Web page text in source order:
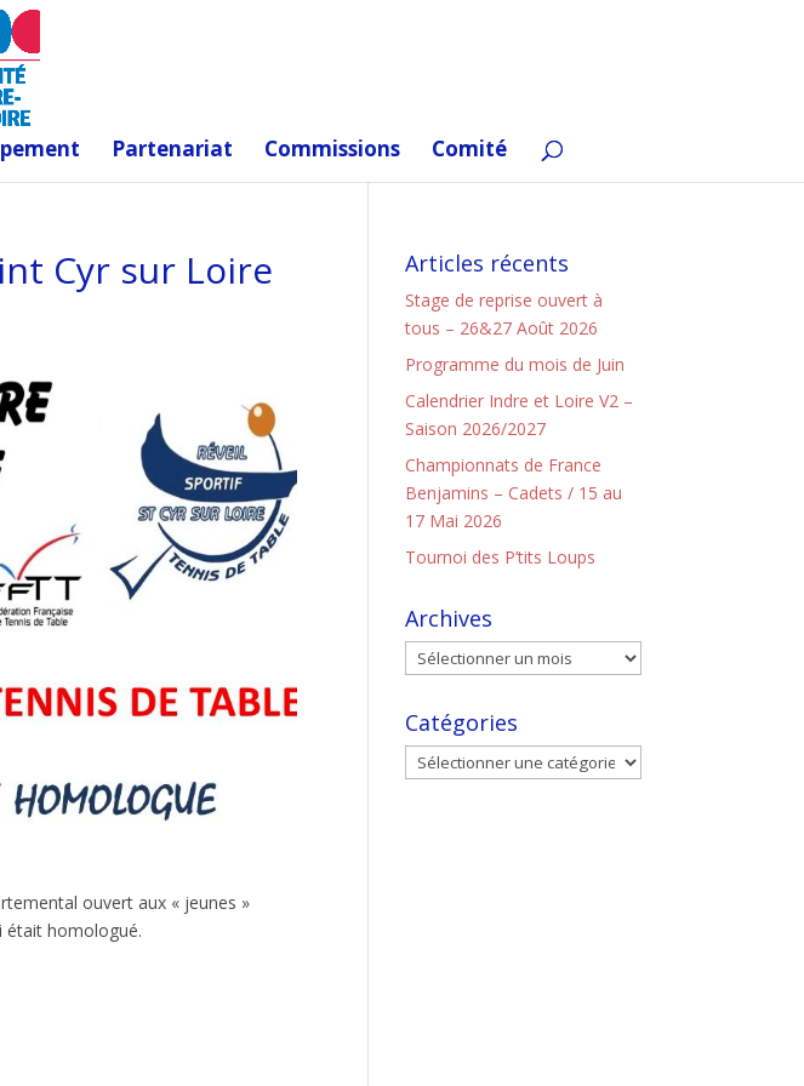
Partenariat Commissions Comité
Cyr sur Loire
ouvert aux « jeunes »
était homologué.
Articles récents
Stage de reprise ouvert à
tous – 26&27 Août 2026
Programme du mois de Juin
Calendrier Indre et Loire V2 –
Saison 2026/2027
Championnats de France
Benjamins – Cadets / 15 au
17 Mai 2026
Tournoi des P’tits Loups
Archives
Catégories